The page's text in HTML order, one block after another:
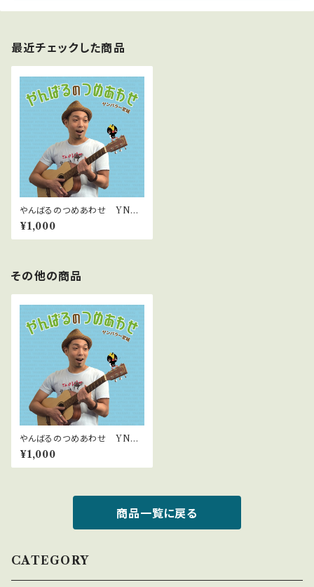
最近チェックした商品
やんばるのつめあわせ YNB
－0003
¥1,000
その他の商品
やんばるのつめあわせ YNB
－0003
¥1,000
商品一覧に戻る
CATEGORY